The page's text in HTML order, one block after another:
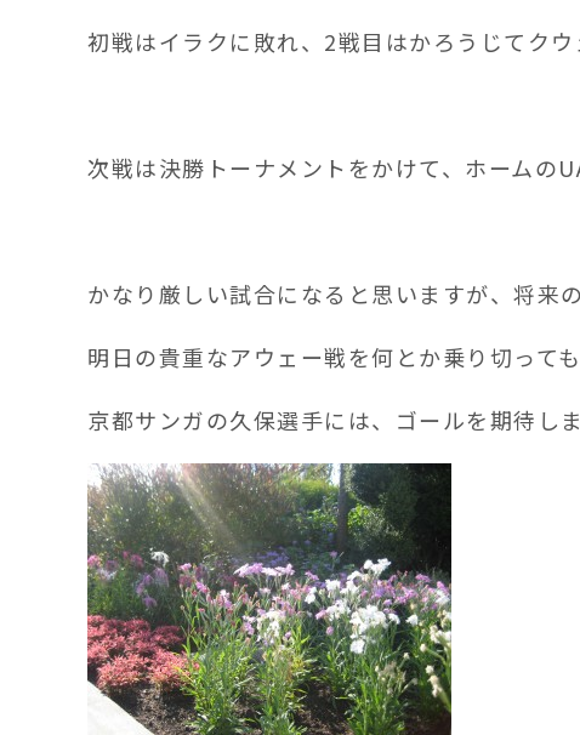
初戦はイラクに敗れ、2戦目はかろうじてクウ
次戦は決勝トーナメントをかけて、ホームの
かなり厳しい試合になると思いますが、将来
明日の貴重なアウェー戦を何とか乗り切っても
京都サンガの久保選手には、ゴールを期待しま